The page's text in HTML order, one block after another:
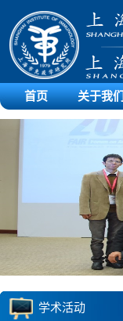
首页 关于我们
学术活动